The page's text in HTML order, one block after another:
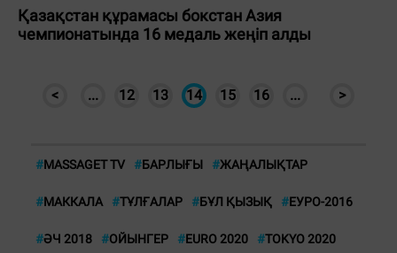
Қазақстан құрамасы бокстан Азия
чемпионатында 16 медаль жеңіп алды
< ... 12 13 14 15 16 ... >
#MASSAGET TV #БАРЛЫҒЫ #ЖАҢАЛЫҚТАР
#МАККАЛА #ТҰЛҒАЛАР #БҰЛ ҚЫЗЫҚ #ЕУРО-2016
#ӘЧ 2018 #ОЙЫНГЕР #EURO 2020 #TOKYO 2020